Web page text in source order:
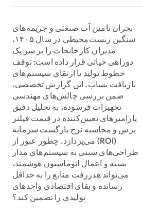
بحران تامین آب صنعتی و جریمه‌های
سنگین زیست‌محیطی در سال ۱۴۰۵،
مدیران کارخانجات را بر سر یک
دوراهی حیاتی قرار داده است: توقف
خطوط تولید یا ارتقای سیستم‌های
بازیافت پساب. این گزارش تخصصی،
ضمن بررسی چالش‌های مهندسی
تجهیزات فرسوده، به تحلیل دقیق
پارامترهای تعیین‌کننده در قیمت فیلتر
پرس و محاسبه نرخ بازگشت سرمایه
(ROI) می‌پردازد. چطور عبور از
طراحی‌های سنتی به سیستم‌های مدار
بسته و اعمال اتوماسیون هوشمند،
می‌تواند هدررفت منابع را به حداقل
رسانده و بقای اقتصادی واحدهای
تولیدی را تضمین کند؟